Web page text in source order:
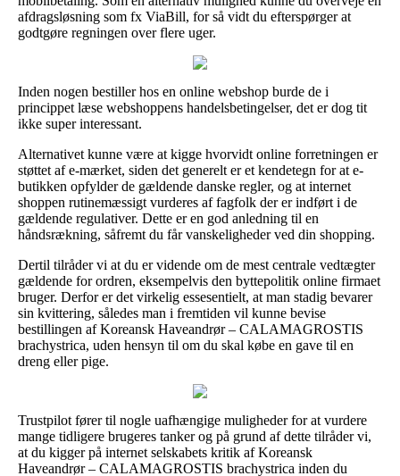
afdragsløsning som fx ViaBill, for så vidt du efterspørger at
godtgøre regningen over flere uger.
Inden nogen bestiller hos en online webshop burde de i
princippet læse webshoppens handelsbetingelser, det er dog tit
ikke super interessant.
Alternativet kunne være at kigge hvorvidt online forretningen er
støttet af e-mærket, siden det generelt er et kendetegn for at e-
butikken opfylder de gældende danske regler, og at internet
shoppen rutinemæssigt vurderes af fagfolk der er indført i de
gældende regulativer. Dette er en god anledning til en
håndsrækning, såfremt du får vanskeligheder ved din shopping.
Dertil tilråder vi at du er vidende om de mest centrale vedtægter
gældende for ordren, eksempelvis den byttepolitik online firmaet
bruger. Derfor er det virkelig essesentielt, at man stadig bevarer
sin kvittering, således man i fremtiden vil kunne bevise
bestillingen af Koreansk Haveandrør – CALAMAGROSTIS
brachystrica, uden hensyn til om du skal købe en gave til en
dreng eller pige.
Trustpilot fører til nogle uafhængige muligheder for at vurdere
mange tidligere brugeres tanker og på grund af dette tilråder vi,
at du kigger på internet selskabets kritik af Koreansk
Haveandrør – CALAMAGROSTIS brachystrica inden du